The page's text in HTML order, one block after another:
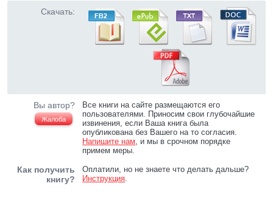
Скачать:
Вы автор?
Жалоба
Все книги на сайте размещаются его
пользователями. Приносим свои глубочайшие
извинения, если Ваша книга была
опубликована без Вашего на то согласия.
Напишите нам, и мы в срочном порядке
примем меры.
Как получить
книгу?
Оплатили, но не знаете что делать дальше?
Инструкция.